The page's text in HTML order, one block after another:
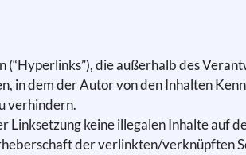
die außerhalb des
dem der Autor von den Inhalten
verhindern.
keine illegalen Inhalte auf
der verlinkten/verknüpften